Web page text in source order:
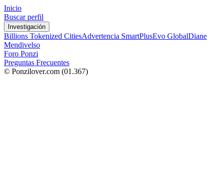
Inicio
Buscar perfil
Investigación
Billions Tokenized CitiesAdvertencia SmartPlusEvo GlobalDiane
Mendivelso
Foro Ponzi
Preguntas Frecuentes
© Ponzilover.com (01.367)